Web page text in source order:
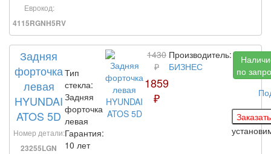
Еврокод:
4115RGNH5RV
Задняя
форточка
левая
HYUNDAI
ATOS 5D
Номер детали:
23255LGN
Тип
стекла:
Задняя
форточка
левая
Гарантия:
10 лет
1430
₽
1859
₽
Производитель:
БИЗНЕС
по